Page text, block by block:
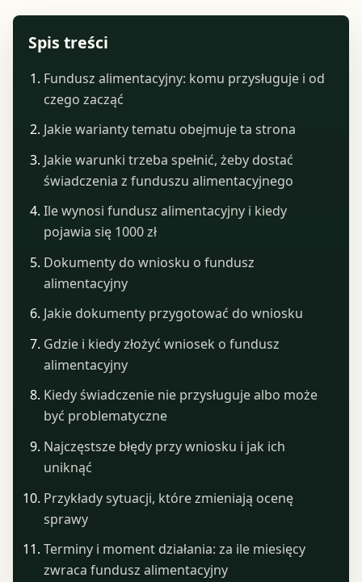
Spis treści
Fundusz alimentacyjny: komu przysługuje i od
czego zacząć
Jakie warianty tematu obejmuje ta strona
Jakie warunki trzeba spełnić, żeby dostać
świadczenia z funduszu alimentacyjnego
Ile wynosi fundusz alimentacyjny i kiedy
pojawia się 1000 zł
Dokumenty do wniosku o fundusz
alimentacyjny
Jakie dokumenty przygotować do wniosku
Gdzie i kiedy złożyć wniosek o fundusz
alimentacyjny
Kiedy świadczenie nie przysługuje albo może
być problematyczne
Najczęstsze błędy przy wniosku i jak ich
uniknąć
Przykłady sytuacji, które zmieniają ocenę
sprawy
Terminy i moment działania: za ile miesięcy
zwraca fundusz alimentacyjny